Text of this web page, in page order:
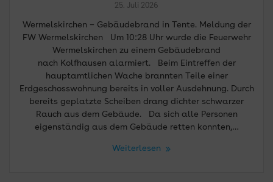
25. Juli 2026
Wermelskirchen – Gebäudebrand in Tente. Meldung der
FW Wermelskirchen Um 10:28 Uhr wurde die Feuerwehr
Wermelskirchen zu einem Gebäudebrand
nach Kolfhausen alarmiert. Beim Eintreffen der
hauptamtlichen Wache brannten Teile einer
Erdgeschosswohnung bereits in voller Ausdehnung. Durch
bereits geplatzte Scheiben drang dichter schwarzer
Rauch aus dem Gebäude. Da sich alle Personen
eigenständig aus dem Gebäude retten konnten,…
Weiterlesen